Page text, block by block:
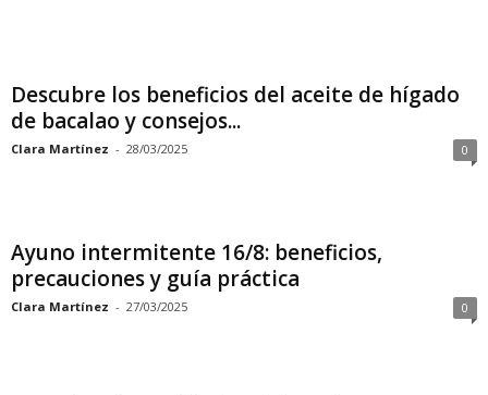
Descubre los beneficios del aceite de hígado
de bacalao y consejos...
Clara Martínez - 28/03/2025 0
Ayuno intermitente 16/8: beneficios,
precauciones y guía práctica
Clara Martínez - 27/03/2025 0